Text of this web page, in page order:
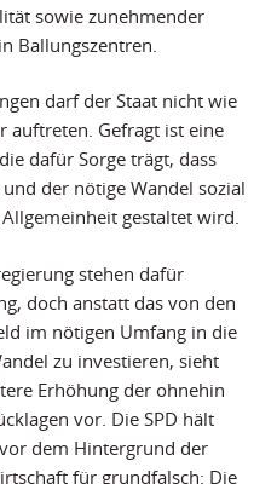
sowie zunehmender
Ballungszentren.
darf der Staat nicht wie
auftreten. Gefragt ist eine
dafür Sorge trägt, dass
der nötige Wandel sozial
gestaltet wird.
stehen dafür
doch anstatt das von den
im nötigen Umfang in die
zu investieren, sieht
Erhöhung der ohnehin
vor. Die SPD hält
dem Hintergrund der
für grundfalsch: Die